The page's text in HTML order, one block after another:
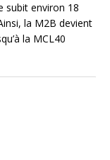
subit environ 18
la M2B devient
la MCL40